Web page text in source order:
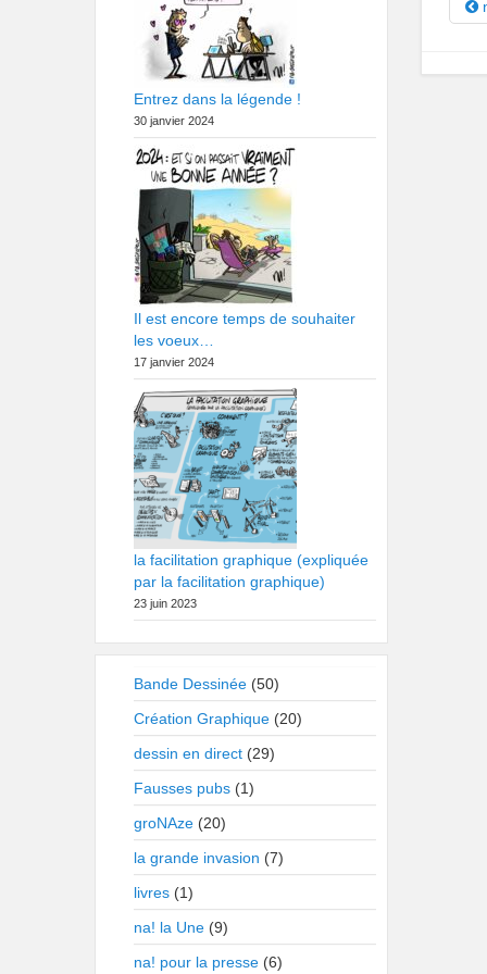
Entrez dans la légende !
30 janvier 2024
Il est encore temps de souhaiter
les voeux…
17 janvier 2024
la facilitation graphique (expliquée
par la facilitation graphique)
23 juin 2023
Bande Dessinée (50)
Création Graphique (20)
dessin en direct (29)
Fausses pubs (1)
groNAze (20)
la grande invasion (7)
livres (1)
na! la Une (9)
na! pour la presse (6)